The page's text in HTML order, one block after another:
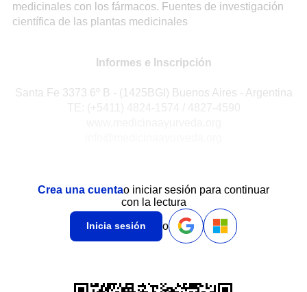
medicinales con los fármacos. Fuentes de investigación
científica de las plantas medicinales
Informes e Inscripción
Santa Fe 3373 6º B - (1425BGI) Buenos Aires - Argentina
Crea una cuentao iniciar sesión para continuar
con la lectura
Inicia sesión o